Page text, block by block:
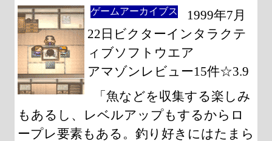
ゲームアーカイブス
1999年7月
22日ビクターインタラクテ
ィブソフトウエア
アマゾンレビュー15件☆3.9
「魚などを収集する楽しみ
もあるし、レベルアップもするからロ
ープレ要素もある。釣り好きにはたまら